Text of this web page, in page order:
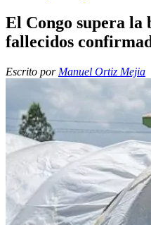
El Congo supera la
fallecidos
Escrito por Manuel Ortiz Mejia